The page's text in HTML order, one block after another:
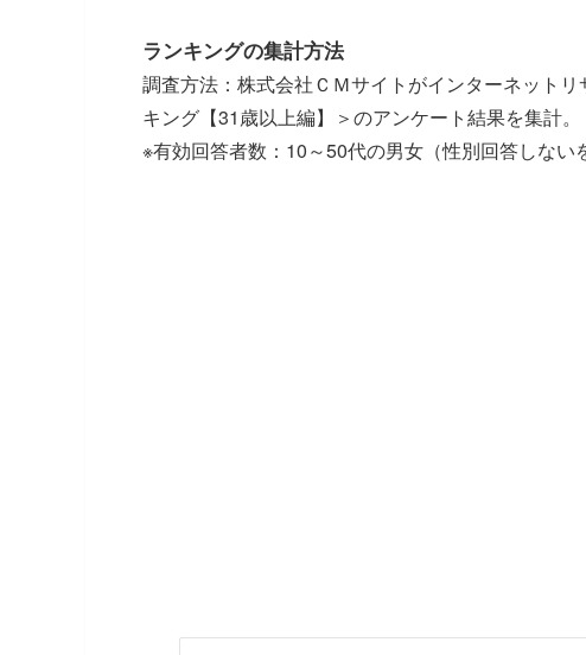
ランキングの集計方法
調査方法：株式会社ＣＭサイトがインターネット
キング【31歳以上編】＞のアンケート結果を集計。
※有効回答者数：10～50代の男女（性別回答しな